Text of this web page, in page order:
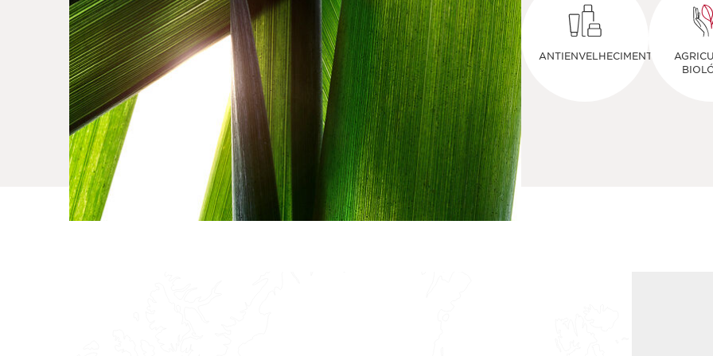
ANTIENVELHECIMENTO